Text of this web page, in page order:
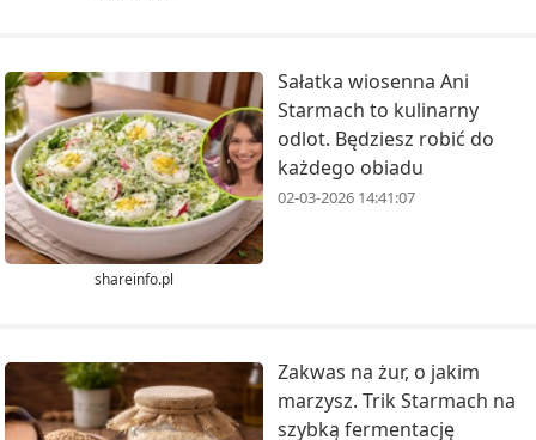
shareinfo.pl
Sałatka wiosenna Ani
Starmach to kulinarny
odlot. Będziesz robić do
każdego obiadu
02-03-2026 14:41:07
Zakwas na żur, o jakim
marzysz. Trik Starmach na
szybką fermentację